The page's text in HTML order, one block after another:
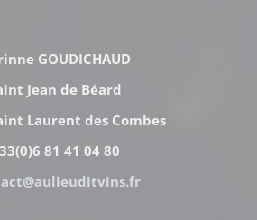
GOUDICHAUD
Jean de Béard
Laurent des Combes
81 41 04 80